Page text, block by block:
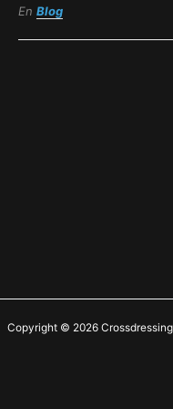
En Blog
Copyright © 2026